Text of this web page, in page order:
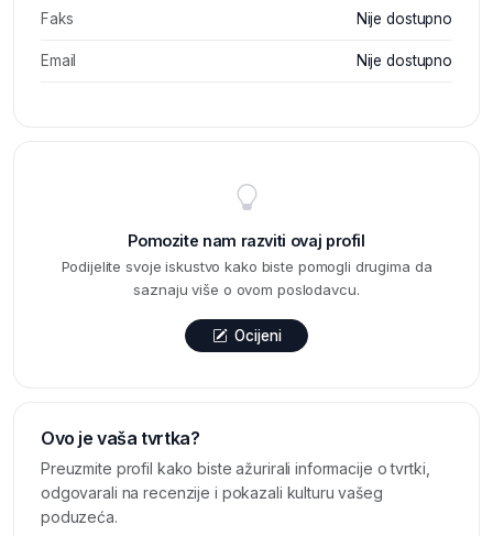
Faks Nije dostupno
Email Nije dostupno
Pomozite nam razviti ovaj profil
Podijelite svoje iskustvo kako biste pomogli drugima da
saznaju više o ovom poslodavcu.
Ocijeni
Ovo je vaša tvrtka?
Preuzmite profil kako biste ažurirali informacije o tvrtki,
odgovarali na recenzije i pokazali kulturu vašeg
poduzeća.